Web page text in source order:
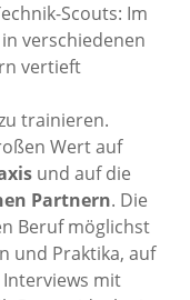
Scouts: Im
verschiedenen
vertieft
trainieren.
Wert auf
und auf die
Partnern. Die
Beruf möglichst
und Praktika, auf
mit